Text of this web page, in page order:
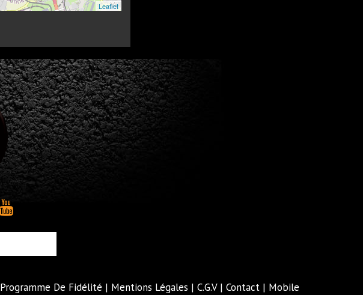
Leaflet
Programme De Fidélité | Mentions Légales | C.G.V| Contact| Mobile